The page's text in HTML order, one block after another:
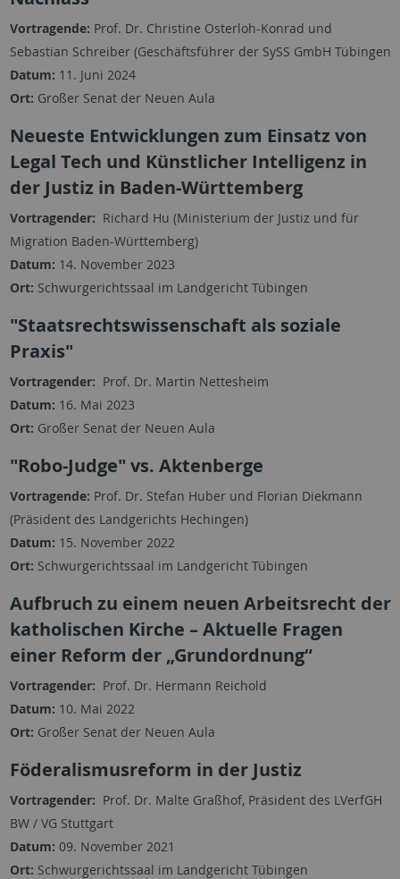
Vortragende: Prof. Dr. Christine Osterloh-Konrad und
Sebastian Schreiber (Geschäftsführer der SySS GmbH Tübingen
Datum: 11. Juni 2024
Ort: Großer Senat der Neuen Aula
Neueste Entwicklungen zum Einsatz von
Legal Tech und Künstlicher Intelligenz in
der Justiz in Baden-Württemberg
Vortragender: Richard Hu (Ministerium der Justiz und für
Migration Baden-Württemberg)
Datum: 14. November 2023
Ort: Schwurgerichtssaal im Landgericht Tübingen
"Staatsrechtswissenschaft als soziale
Praxis"
Vortragender: Prof. Dr. Martin Nettesheim
Datum: 16. Mai 2023
Ort: Großer Senat der Neuen Aula
"Robo-Judge" vs. Aktenberge
Vortragende: Prof. Dr. Stefan Huber und Florian Diekmann
(Präsident des Landgerichts Hechingen)
Datum: 15. November 2022
Ort: Schwurgerichtssaal im Landgericht Tübingen
Aufbruch zu einem neuen Arbeitsrecht der
katholischen Kirche – Aktuelle Fragen
einer Reform der „Grundordnung“
Vortragender: Prof. Dr. Hermann Reichold
Datum: 10. Mai 2022
Ort: Großer Senat der Neuen Aula
Föderalismusreform in der Justiz
Vortragender: Prof. Dr. Malte Graßhof, Präsident des LVerfGH
BW / VG Stuttgart
Datum: 09. November 2021
Ort: Schwurgerichtssaal im Landgericht Tübingen